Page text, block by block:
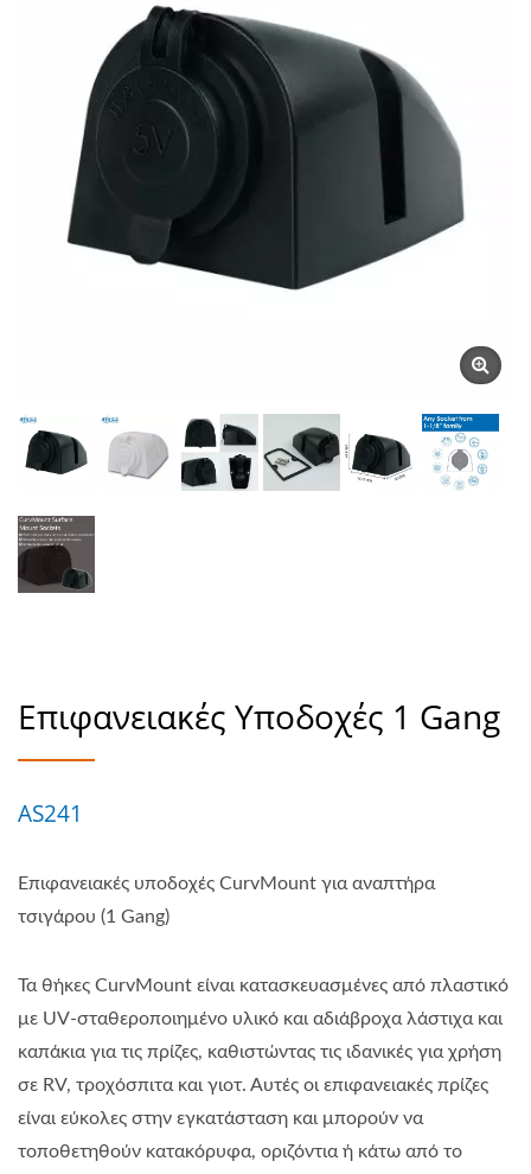
Προϊόντων | YIS Marine
Επιφανειακές Υποδοχές 1 Gang
AS241
Επιφανειακές υποδοχές CurvMount για αναπτήρα
τσιγάρου (1 Gang)
Τα θήκες CurvMount είναι κατασκευασμένες από πλαστικό
με UV-σταθεροποιημένο υλικό και αδιάβροχα λάστιχα και
καπάκια για τις πρίζες, καθιστώντας τις ιδανικές για χρήση
σε RV, τροχόσπιτα και γιοτ. Αυτές οι επιφανειακές πρίζες
είναι εύκολες στην εγκατάσταση και μπορούν να
τοποθετηθούν κατακόρυφα, οριζόντια ή κάτω από το